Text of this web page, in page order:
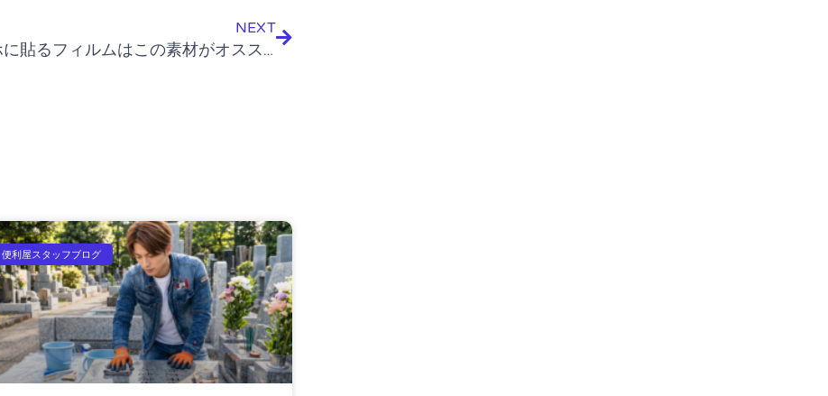
NEXT
スマホに貼るフィルムはこの素材がオススメ
便利屋スタッフブログ